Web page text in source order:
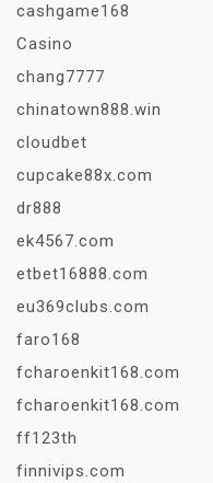
cashgame168
Casino
chang7777
chinatown888.win
cloudbet
cupcake88x.com
dr888
ek4567.com
etbet16888.com
eu369clubs.com
faro168
fcharoenkit168.com
fcharoenkit168.com
ff123th
finnivips.com